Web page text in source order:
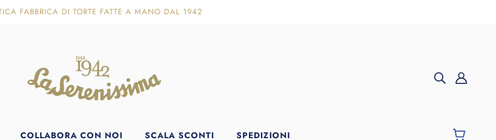
FABBRICA DI TORTE FATTE A MANO DAL 1942
COLLABORA CON NOI SCALA SCONTI SPEDIZIONI